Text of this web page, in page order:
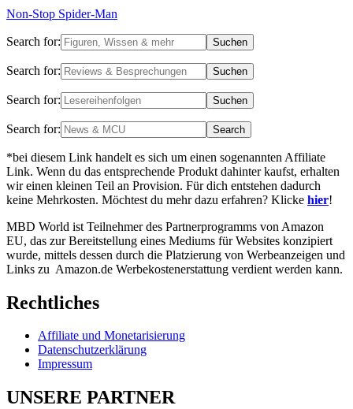
Non-Stop Spider-Man
Search for:
Search for:
Search for:
Search for:
*bei diesem Link handelt es sich um einen sogenannten Affiliate
Link. Wenn du das entsprechende Produkt dahinter kaufst, erhalten
wir einen kleinen Teil an Provision. Für dich entstehen dadurch
keine Mehrkosten. Möchtest du mehr dazu erfahren? Klicke hier!
MBD World ist Teilnehmer des Partnerprogramms von Amazon
EU, das zur Bereitstellung eines Mediums für Websites konzipiert
wurde, mittels dessen durch die Platzierung von Werbeanzeigen und
Links zu Amazon.de Werbekostenerstattung verdient werden kann.
Rechtliches
Affiliate und Monetarisierung
Datenschutzerklärung
Impressum
UNSERE PARTNER